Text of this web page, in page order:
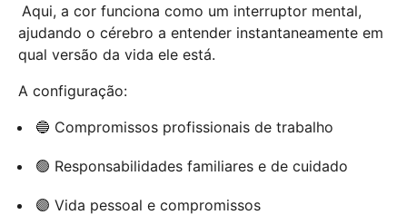
Aqui, a cor funciona como um interruptor mental,
ajudando o cérebro a entender instantaneamente em
qual versão da vida ele está.
A configuração:
🔵 Compromissos profissionais de trabalho
🟢 Responsabilidades familiares e de cuidado
🟣 Vida pessoal e compromissos